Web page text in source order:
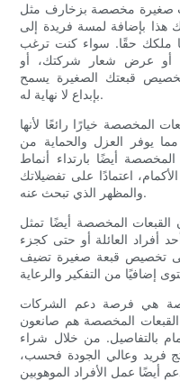
صغيرة مخصصة بزخارف مثل
هذا بإضافة لمسة فريدة إلى
ملكك حقًا. سواء كنت ترغب
أو عرض شعار شركتك، أو
قبعتك الصغيرة يسمح
بإبداع لا نهاية له.
المخصصة خيارًا رائعًا لأنها
يوفر العزل والحماية من
أيضًا بارتداء أنماط
اعتمادًا على تفضيلاتك
والمظهر الذي تبحث عنه.
القبعات المخصصة أيضًا تمثل
أفراد العائلة أو حتى كجزء
تخصيص قبعة صغيرة تضيف
هي فرصة دعم الشركات
القبعات المخصصة هم صانعون
بالتفاصيل. من خلال شراء
فريد وعالي الجودة فحسب،